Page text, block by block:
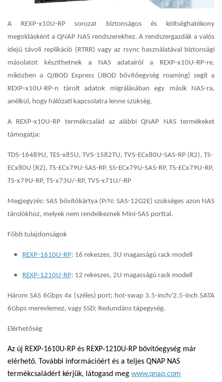
A REXP-x10U-RP sorozat biztonságos és költséghatékony
megoldásként a QNAP NAS rendszerekhez. A rendszergazdák a valós
idejű távoli replikáció (RTRR) vagy az rsync használatával biztonsági
másolatot készíthetnek a NAS adatairól a REXP-x10U-RP-re,
miközben a QJBOD Express(JBOD bővítőegység roaming) segít a
REXP-x10U-RP-n tárolt adatok migrálásában egy másik NAS-ra,
anélkül, hogy hálózati kapcsolatra lenne szükség.
A REXP-x10U-RP termékcsalád az alábbi QNAP NAS termékeket
támogatja:
TDS-16489U, TES-x85U, TVS-1582TU, TVS-ECx80U-SAS-RP (R2), TS-
ECx80U (R2), TS-ECx79U-SAS-RP, SS-ECx79U-SAS-RP, TS-ECx79U-RP,
TS-x79U-RP, TS-x73U/-RP, TVS-x71U/-RP
Megjegyzés: SAS bővítőkártya (P/N: SAS-12G2E) szükséges azon NAS
tárolókhoz, melyek nem rendelkeznek Mini-SAS porttal.
Főbb tulajdonságok
REXP-1610U-RP: 16 rekeszes, 3U magasságú rack modell
REXP-1210U-RP: 12 rekeszes, 2U magasságú rack modell
Három SAS 6Gbps 4x (széles) port; hot-swap 3.5-inch/2.5-inch SATA
6Gbps merevlemez, vagy SSD; Redundáns tápegység.
Elérhetőség
Az új REXP-1610U-RP és REXP-1210U-RP bővítőegység már
elérhető. További információért és a teljes QNAP NAS
termékcsaládért kérjük, látogasd meg www.qnap.com